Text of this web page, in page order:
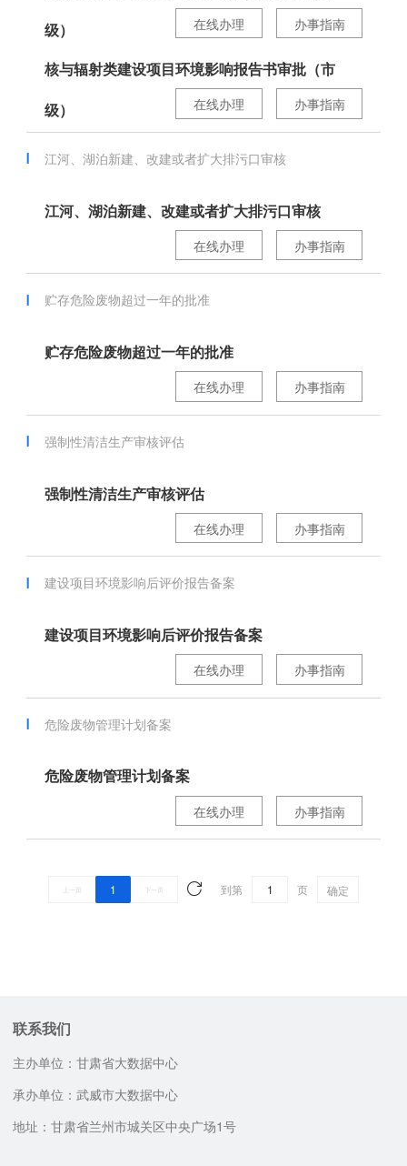
级） 办事指南
在线办理
核与辐射类建设项目环境影响报告书审批（市
级） 办事指南
在线办理
江河、湖泊新建、改建或者扩大排污口审核
江河、湖泊新建、改建或者扩大排污口审核
办事指南
在线办理
贮存危险废物超过一年的批准
贮存危险废物超过一年的批准
办事指南
在线办理
强制性清洁生产审核评估
强制性清洁生产审核评估
办事指南
在线办理
建设项目环境影响后评价报告备案
建设项目环境影响后评价报告备案
办事指南
在线办理
危险废物管理计划备案
危险废物管理计划备案
办事指南
在线办理
上一页 1 下一页 到第 页 确定
联系我们
主办单位：甘肃省大数据中心
承办单位：武威市大数据中心
地址：甘肃省兰州市城关区中央广场1号